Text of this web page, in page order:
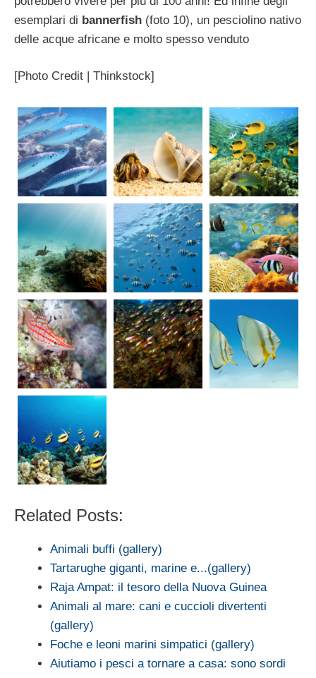
esemplari di bannerfish (foto 10), un pesciolino nativo
delle acque africane e molto spesso venduto
[Photo Credit | Thinkstock]
Related Posts:
Animali buffi (gallery)
Tartarughe giganti, marine e...(gallery)
Raja Ampat: il tesoro della Nuova Guinea
Animali al mare: cani e cuccioli divertenti
(gallery)
Foche e leoni marini simpatici (gallery)
Aiutiamo i pesci a tornare a casa: sono sordi